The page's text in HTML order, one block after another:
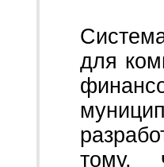
для
тому,